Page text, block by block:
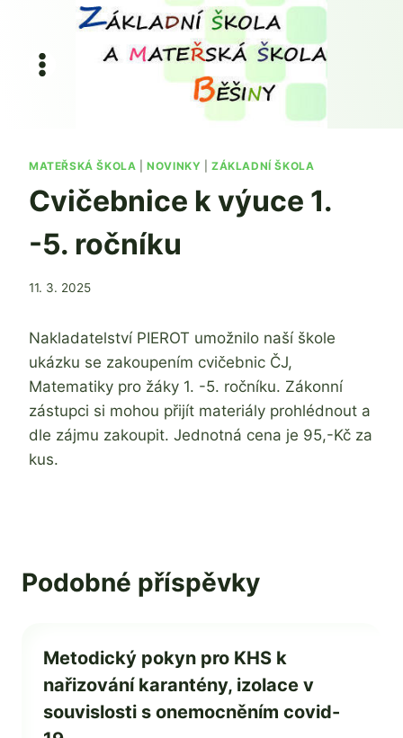
obsah
MATEŘSKÁ ŠKOLA |NOVINKY |ZÁKLADNÍ ŠKOLA
Cvičebnice k výuce 1.
-5. ročníku
Od
Žatková
11. 3. 2025
Nakladatelství PIEROT umožnilo naší škole
ukázku se zakoupením cvičebnic ČJ,
Matematiky pro žáky 1. -5. ročníku. Zákonní
zástupci si mohou přijít materiály prohlédnout a
dle zájmu zakoupit. Jednotná cena je 95,-Kč za
kus.
Podobné příspěvky
Metodický pokyn pro KHS k
nařizování karantény, izolace v
souvislosti s onemocněním covid-